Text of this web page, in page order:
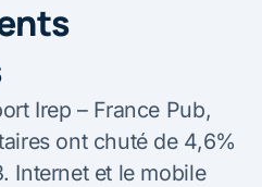
Irep – France Pub,
ont chuté de 4,6%
Internet et le mobile